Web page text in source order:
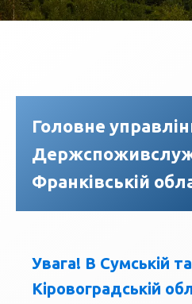
Головне
Франківській
Увага! В Сумській та
Кіровоградській